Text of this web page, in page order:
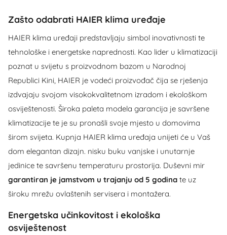
Zašto odabrati HAIER klima uređaje
HAIER klima uređaji predstavljaju simbol inovativnosti te
tehnološke i energetske naprednosti. Kao lider u klimatizaciji
poznat u svijetu s proizvodnom bazom u Narodnoj
Republici Kini, HAIER je vodeći proizvođač čija se rješenja
izdvajaju svojom visokokvalitetnom izradom i ekološkom
osviještenosti. Široka paleta modela garancija je savršene
klimatizacije te je su pronašli svoje mjesto u domovima
širom svijeta. Kupnja HAIER klima uređaja unijeti će u Vaš
dom elegantan dizajn. nisku buku vanjske i unutarnje
jedinice te savršenu temperaturu prostorija. Duševni mir
garantiran je jamstvom u trajanju od 5 godina te uz
široku mrežu ovlaštenih servisera i montažera.
Energetska učinkovitost i ekološka
osviještenost